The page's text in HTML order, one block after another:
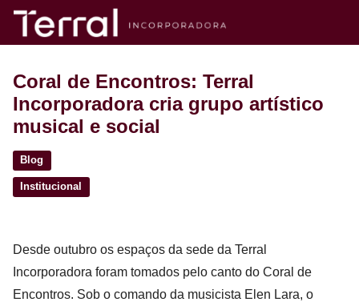
Coral de Encontros: Terral
Incorporadora cria grupo artístico
musical e social
Blog
Institucional
Desde outubro os espaços da sede da Terral
Incorporadora foram tomados pelo canto do Coral de
Encontros. Sob o comando da musicista Elen Lara, o